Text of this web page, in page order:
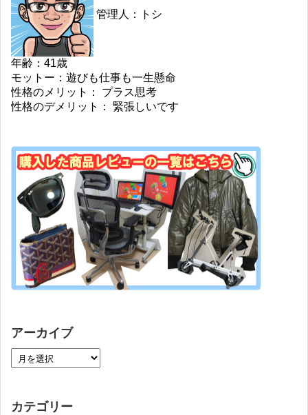
管理人：トシ
年齢：41歳
モットー：遊びも仕事も一生懸命
性格のメリット： プラス思考
性格のデメリット： 緊張しいです
アーカイブ
カテゴリー